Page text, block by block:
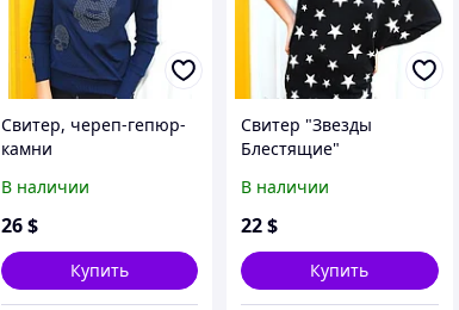
Свитер, череп-гепюр-
камни
В наличии
26$
Купить
Свитер "Звезды
Блестящие"
В наличии
22$
Купить